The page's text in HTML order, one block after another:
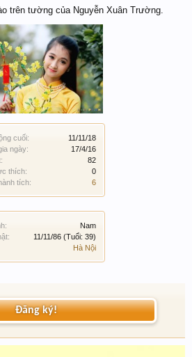
cuối:
11/11/18
ngày:
17/4/16
82
thích:
0
tích:
6
Nam
11/11/86 (Tuổi: 39)
Hà Nội
trên tường của Nguyễn Xuân Trường.
Đăng ký!